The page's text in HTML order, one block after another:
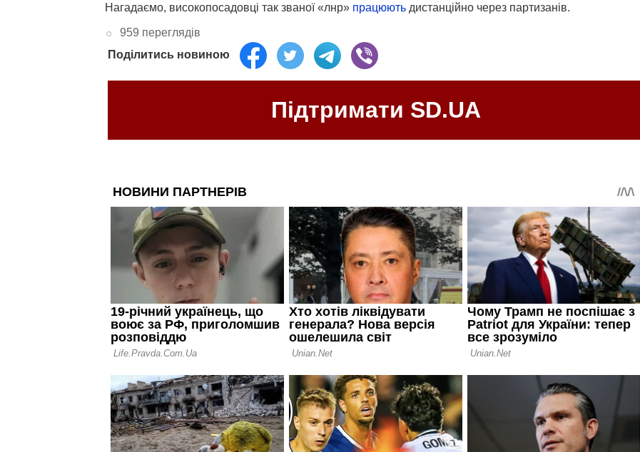
Нагадаємо, високопосадовці так званої «лнр» працюють дистанційно через партизанів.
959 переглядів
Поділитись новиною
Підтримати SD.UA